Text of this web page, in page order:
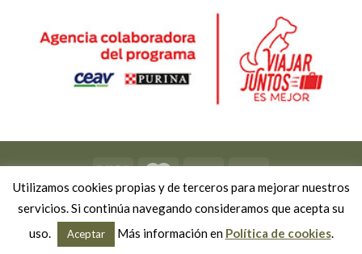
Viviendo Experiencias -
Política de privacidad
- Política de cookies-Política de reservas y cancelaciones
Desarrollado por Mk On ® - Marketing y Comunicación Online
Utilizamos cookies propias y de terceros para mejorar nuestros
servicios. Si continúa navegando consideramos que acepta su
uso.
Aceptar Más información en Política de cookies.